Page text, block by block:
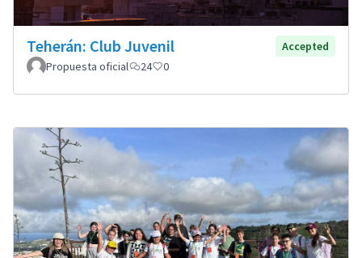
Teherán: Club Juvenil
Accepted
Propuesta oficial
24 0